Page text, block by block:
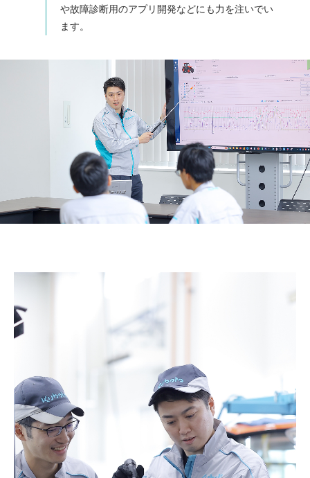
や故障診断用のアプリ開発などにも力を注いでい
ます。